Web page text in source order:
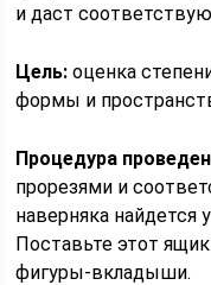
и даст
Цель: оценка
формы и
Процедура
прорезями и
наверняка найдется
Поставьте этот
фигуры-вкладыши.